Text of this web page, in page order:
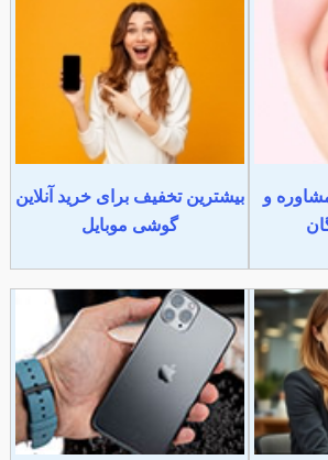
و
بیشترین تخفیف برای خرید آنلاین
گوشی موبایل